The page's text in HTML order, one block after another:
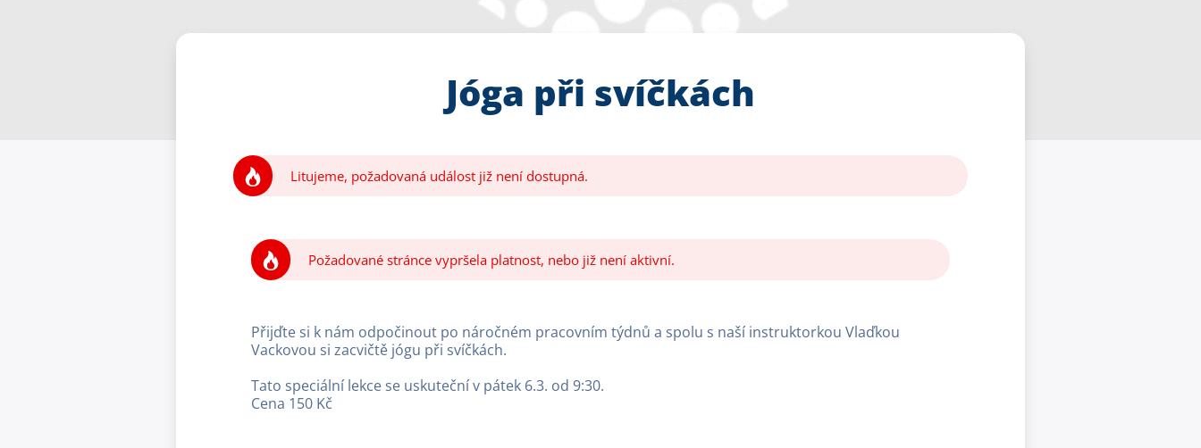
Jóga při svíčkách
Litujeme, požadovaná událost již není dostupná.
Požadované stránce vypršela platnost, nebo již není aktivní.
Přijďte si k nám odpočinout po náročném pracovním týdnů a spolu s naší instruktorkou Vlaďkou
Vackovou si zacvičtě jógu při svíčkách.
Tato speciální lekce se uskuteční v pátek 6.3. od 9:30.
Cena 150 Kč